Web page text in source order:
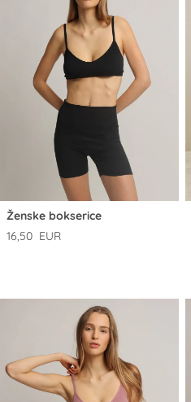
Ženske bokserice
16,50 EUR